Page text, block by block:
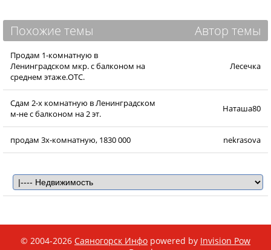
Похожие темы Автор темы
Продам 1-комнатную в
Ленинградском мкр. с балконом на
среднем этаже.ОТС.
Лесечка
Сдам 2-х комнатную в Ленинградском
м-не с балконом на 2 эт.
Наташа80
продам 3х-комнатную, 1830 000 nekrasova
© 2004-2026 Саяногорск Инфо powered by Invision Pow